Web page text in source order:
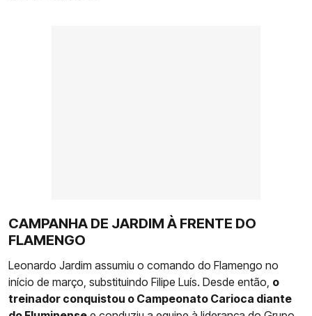
CAMPANHA DE JARDIM À FRENTE DO
FLAMENGO
Leonardo Jardim assumiu o comando do Flamengo no
início de março, substituindo Filipe Luís. Desde então, o
treinador conquistou o Campeonato Carioca diante